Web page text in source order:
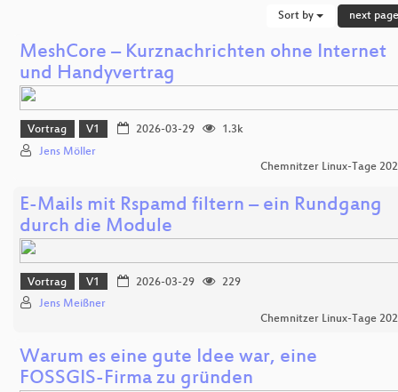
Sort by next page
MeshCore – Kurznachrichten ohne Internet
und Handyvertrag
Vortrag V1 2026-03-29
1.3k
Jens Möller
Chemnitzer Linux-Tage
E-Mails mit Rspamd filtern – ein Rundgang
durch die Module
Vortrag V1 2026-03-29
229
Jens Meißner
Chemnitzer Linux-Tage
Warum es eine gute Idee war, eine
FOSSGIS-Firma zu gründen